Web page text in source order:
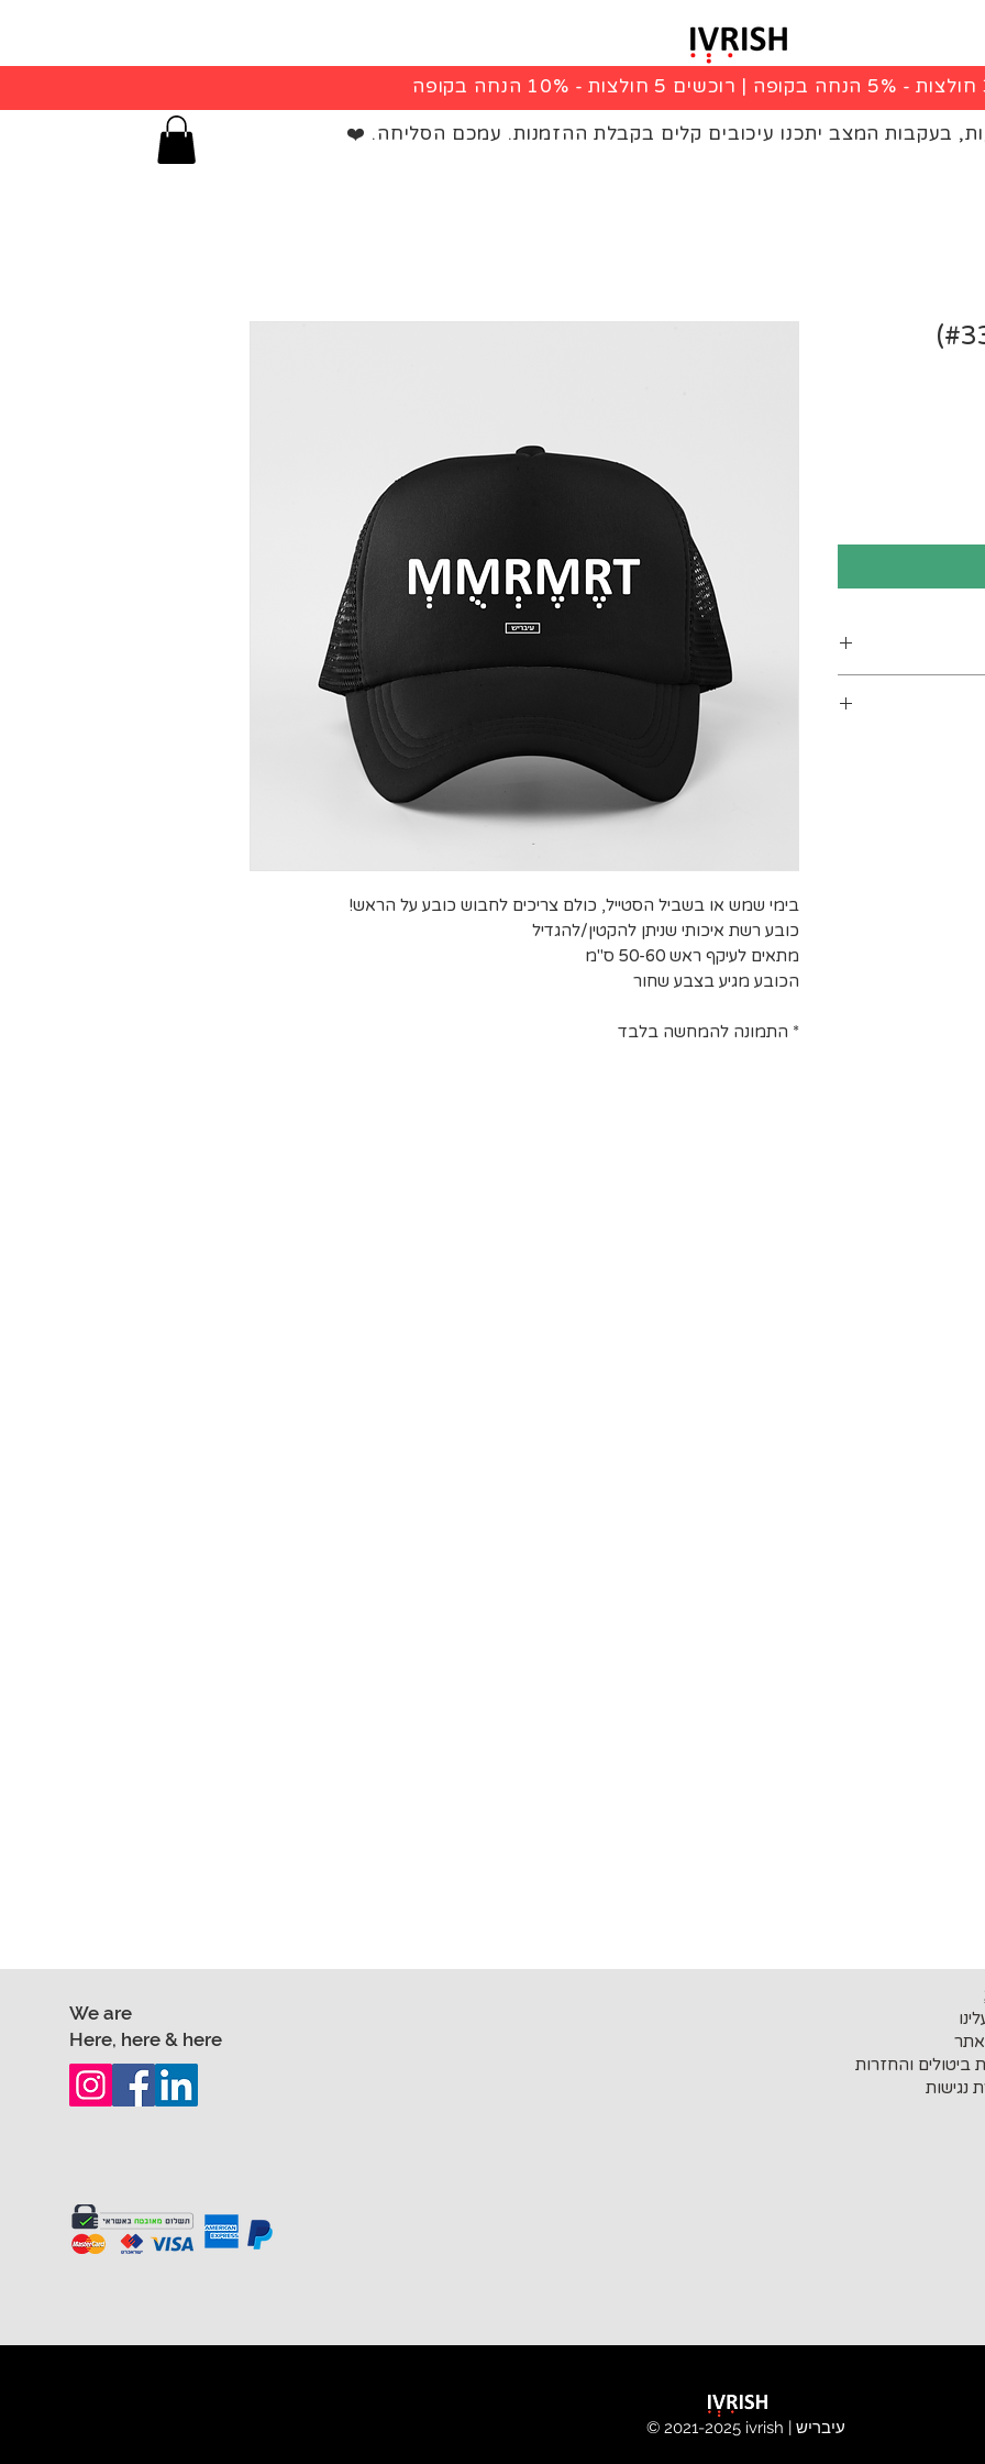
| רוכשים 5 חולצות - 10% הנחה בקופה
ות, בעקבות המצב יתכנו עיכובים קלים בקבלת ההזמנות. עמכם הסליחה. ❤️
בימי שמש או בשביל הסטייל, כולם צריכים לחבוש כובע על הראש!
כובע רשת איכותי שניתן להקטין/להגדיל
מתאים לעיקף ראש 50-60 ס"מ
הכובע מגיע בצבע שחור
* התמונה להמחשה בלבד
בצל.
אזורי
We are
Here, here & here
אתר
ביטולים והחזרות
נגישות
© 2021-2025 ivrish | עיבריש